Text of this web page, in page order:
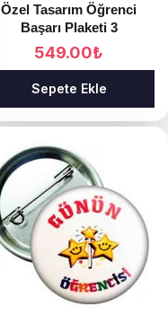
Özel Tasarım Öğrenci
Başarı Plaketi 3
549.00₺
Sepete Ekle